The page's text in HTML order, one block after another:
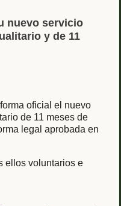
nuevo servicio
y de 11
oficial el nuevo
de 11 meses de
legal aprobada en
ellos voluntarios e